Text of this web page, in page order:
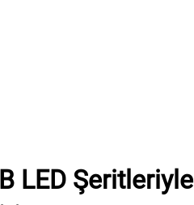
LED Şeritleriyle